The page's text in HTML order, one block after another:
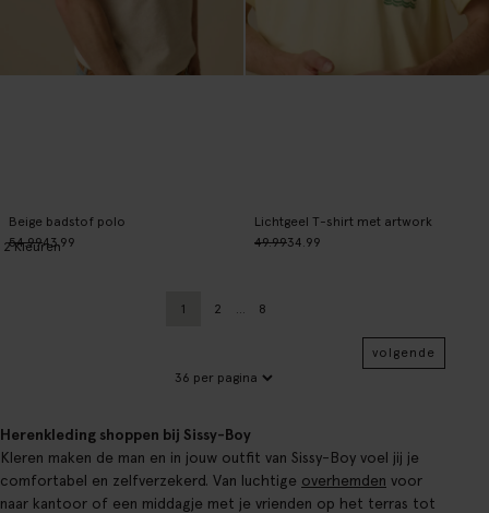
Beige badstof polo
54.9943.99
2Kleuren
Lichtgeel T-shirt met artwork
49.9934.99
Huidige pagina
1
Vorige
2
Pagina
8
volgende
Herenkleding shoppen bij Sissy-Boy
Kleren maken de man en in jouw outfit van Sissy-Boy voel jij je
comfortabel en zelfverzekerd. Van luchtige overhemden voor
naar kantoor of een middagje met je vrienden op het terras tot